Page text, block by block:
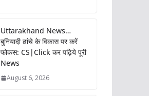
Uttarakhand News…
बुनियादी ढांचे के विकास पर करें
फोकस: CS|Click कर पढ़िये पूरी
News
August 6, 2026